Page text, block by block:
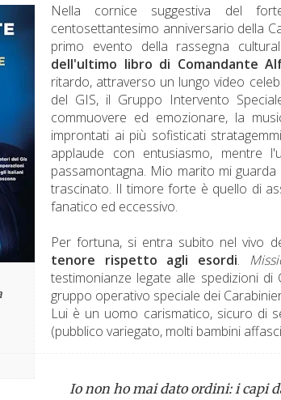
Nella cornice suggestiva del
centosettantesimo anniversario della
primo evento della rassegna
dell'ultimo libro di Comandante
ritardo, attraverso un lungo video
del GIS, il Gruppo Intervento
commuovere ed emozionare, la
improntati ai più sofisticati
applaude con entusiasmo, mentre
passamontagna. Mio marito mi
trascinato. Il timore forte è quello di
fanatico ed eccessivo.
Per fortuna, si entra subito nel vivo
tenore rispetto agli esordi.
testimonianze legate alle spedizioni
gruppo operativo speciale dei
Lui è un uomo carismatico, sicuro di
(pubblico variegato, molti bambini
Io non ho mai dato ordini: i capi